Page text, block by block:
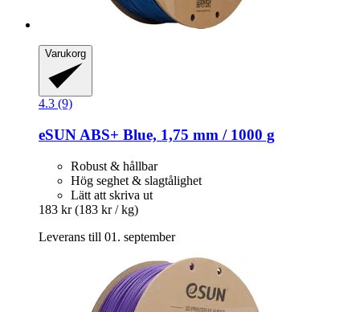
Varukorg
4.3 (9)
eSUN ABS+ Blue, 1,75 mm / 1000 g
Robust & hållbar
Hög seghet & slagtålighet
Lätt att skriva ut
183 kr (183 kr / kg)
Leverans till 01. september